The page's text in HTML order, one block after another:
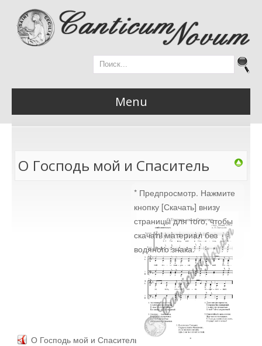
Menu
О Господь мой и Спаситель
* Предпросмотр. Нажмите
кнопку [Скачать] внизу
страницы для того, чтобы
скачать материал без
водяного знака.
О Господь мой и Спаситель